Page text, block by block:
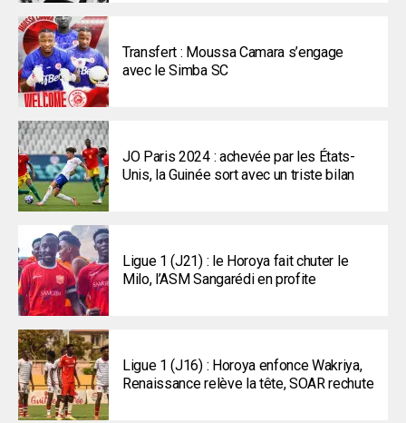
Transfert : Moussa Camara s’engage
avec le Simba SC
JO Paris 2024 : achevée par les États-
Unis, la Guinée sort avec un triste bilan
Ligue 1 (J21) : le Horoya fait chuter le
Milo, l’ASM Sangarédi en profite
Ligue 1 (J16) : Horoya enfonce Wakriya,
Renaissance relève la tête, SOAR rechute